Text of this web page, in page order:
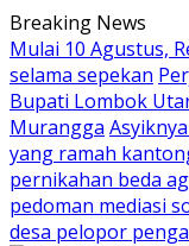
Skip
to
content
Breaking News
Mulai 10 Agustus,
selama sepekan
Bupati Lombok
Murangga
yang ramah
pernikahan beda
pedoman mediasi
desa pelopor